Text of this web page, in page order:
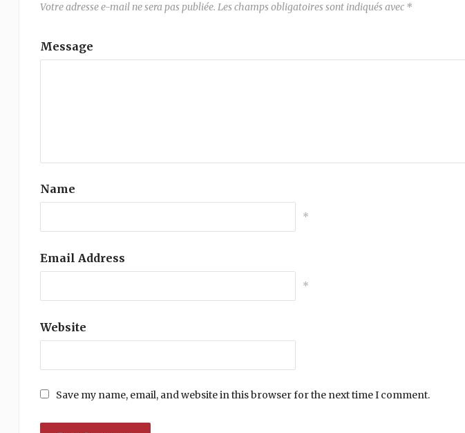
Votre adresse e-mail ne sera pas publiée. Les champs obligatoires sont indiqués avec *
Message
Name
*
Email Address
*
Website
Save my name, email, and website in this browser for the next time I comment.